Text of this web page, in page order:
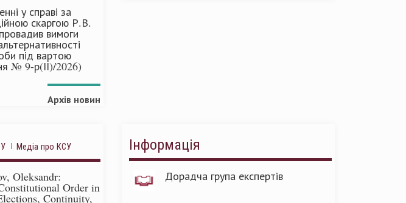
у справі за
скаргою Р.В.
вимоги
під вартою
№ 9-р(ІІ)/2026)
Архів новин
Медіа про КСУ
Oleksandr:
Order in
Continuity,
Інформація
Дорадча група експертів